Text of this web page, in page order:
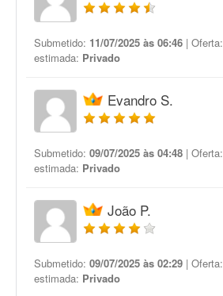
Submetido: 11/07/2025 às 06:46 | Oferta:
estimada: Privado
Evandro S.
Submetido: 09/07/2025 às 04:48 | Oferta:
estimada: Privado
João P.
Submetido: 09/07/2025 às 02:29 | Oferta:
estimada: Privado